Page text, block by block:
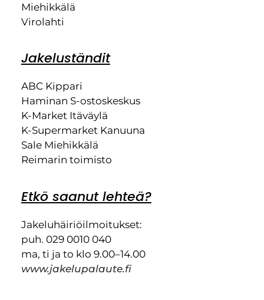
Miehikkälä
Virolahti
Jakeluständit
ABC Kippari
Haminan S-ostoskeskus
K-Market Itäväylä
K-Supermarket Kanuuna
Sale Miehikkälä
Reimarin toimisto
Etkö saanut lehteä?
Jakeluhäiriöilmoitukset:
puh. 029 0010 040
ma, ti ja to klo 9.00–14.00
www.jakelupalaute.fi